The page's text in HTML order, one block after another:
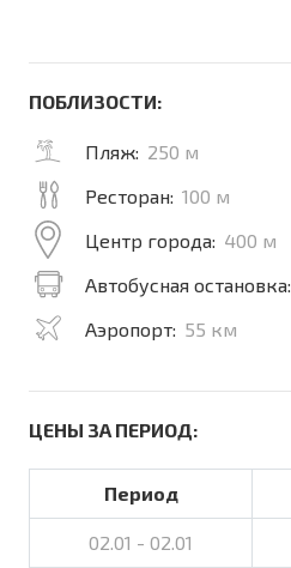
ПОБЛИЗОСТИ:
Пляж: 250 м
Ресторан: 100 м
Центр города: 400 м
Автобусная остановка:
Аэропорт: 55 км
ЦЕНЫ ЗА ПЕРИОД:
Период
02.01 - 02.01